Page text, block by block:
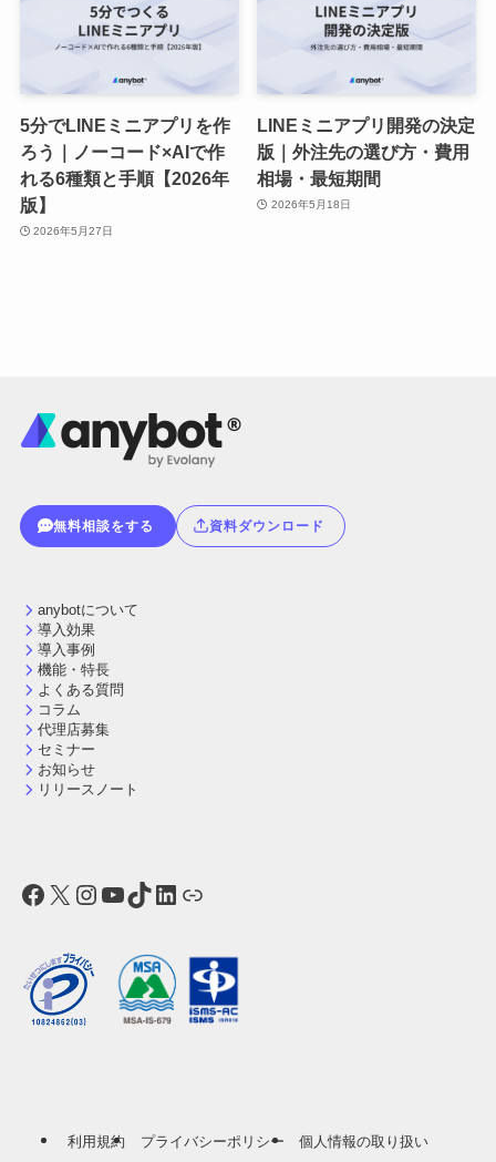
5分でLINEミニアプリを作
ろう｜ノーコード×AIで作
れる6種類と手順【2026年
版】
2026年5月27日
LINEミニアプリ開発の決定
版｜外注先の選び方・費用
相場・最短期間
2026年5月18日
無料相談をする 資料ダウンロード
anybotについて
導入効果
導入事例
機能・特長
よくある質問
コラム
代理店募集
セミナー
お知らせ
リリースノート
Facebook
X Instagram
YouTube
TikTok
LinkedIn
リンク
利用規約 プライバシーポリシー 個人情報の取り扱い